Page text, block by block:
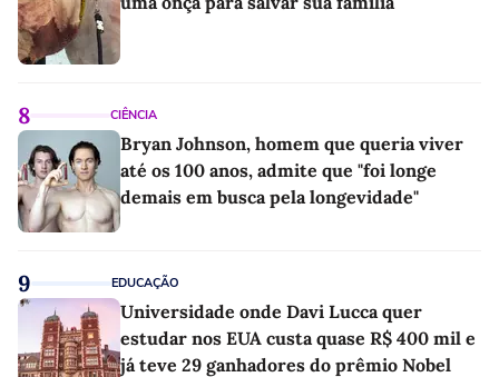
8 CIÊNCIA
Bryan Johnson, homem que queria viver
até os 100 anos, admite que "foi longe
demais em busca pela longevidade"
9 EDUCAÇÃO
Universidade onde Davi Lucca quer
estudar nos EUA custa quase R$ 400 mil e
já teve 29 ganhadores do prêmio Nobel